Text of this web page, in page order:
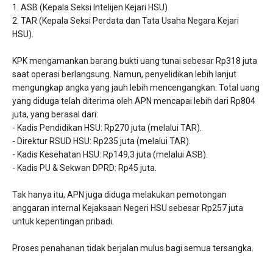
​1. ASB (Kepala Seksi Intelijen Kejari HSU)
​2. TAR (Kepala Seksi Perdata dan Tata Usaha Negara Kejari
HSU).
​KPK mengamankan barang bukti uang tunai sebesar Rp318 juta
saat operasi berlangsung. Namun, penyelidikan lebih lanjut
mengungkap angka yang jauh lebih mencengangkan. Total uang
yang diduga telah diterima oleh APN mencapai lebih dari Rp804
juta, yang berasal dari:
​- Kadis Pendidikan HSU: Rp270 juta (melalui TAR).
- ​Direktur RSUD HSU: Rp235 juta (melalui TAR).
​- Kadis Kesehatan HSU: Rp149,3 juta (melalui ASB).
​- Kadis PU & Sekwan DPRD: Rp45 juta.
​Tak hanya itu, APN juga diduga melakukan pemotongan
anggaran internal Kejaksaan Negeri HSU sebesar Rp257 juta
untuk kepentingan pribadi.
​Proses penahanan tidak berjalan mulus bagi semua tersangka.